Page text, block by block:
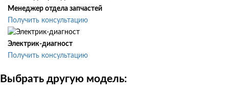
Менеджер отдела запчастей
Получить консультацию
Электрик-диагност
Получить консультацию
Выбрать другую модель: